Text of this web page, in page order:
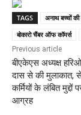
TAGS अनाथ बच्चों
बोकारो चैंबर ऑफ कॉमर्स
Previous article
बीएकेएस अध्यक्ष
दास से की मुलाकात,
कर्मियों के लंबित मुद्दों
आग्रह